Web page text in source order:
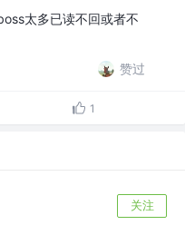
太多已读不回或者不
赞过
1
关注